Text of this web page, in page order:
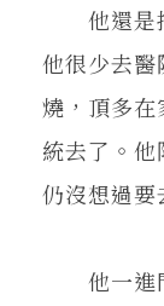
他還是拖
他很少去
燒，頂多在
統去了。
仍沒想過要
他一進門